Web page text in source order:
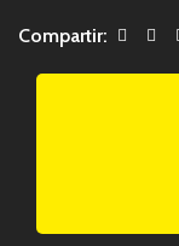
Compartir: